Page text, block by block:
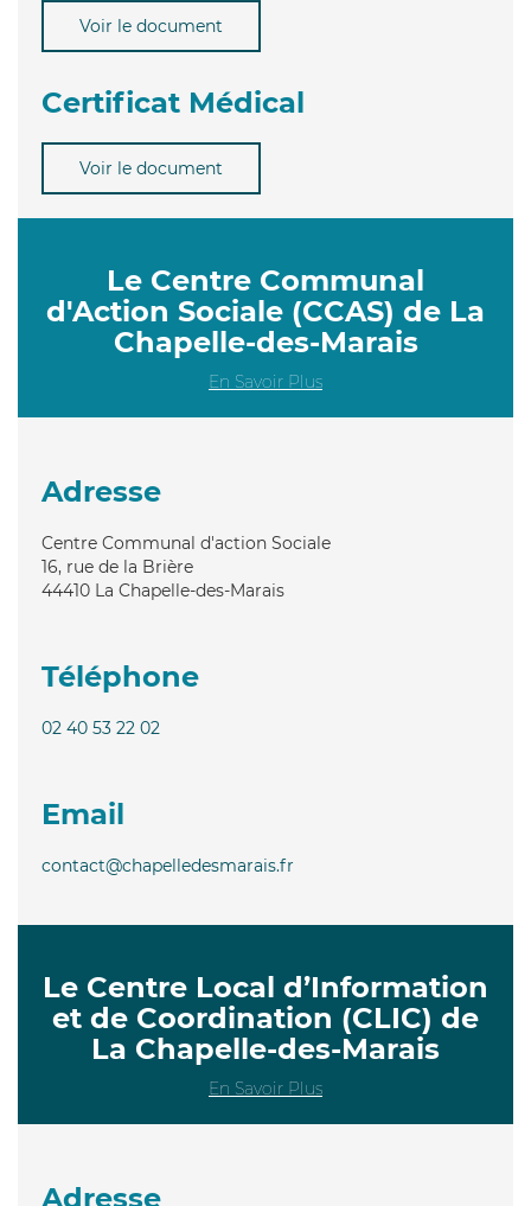
Voir le document
Certificat Médical
Voir le document
Le Centre Communal
d'Action Sociale (CCAS) de La
Chapelle-des-Marais
En Savoir Plus
Adresse
Centre Communal d'action Sociale
16, rue de la Brière
44410 La Chapelle-des-Marais
Téléphone
02 40 53 22 02
Email
contact@chapelledesmarais.fr
Le Centre Local d’Information
et de Coordination (CLIC) de
La Chapelle-des-Marais
En Savoir Plus
Adresse